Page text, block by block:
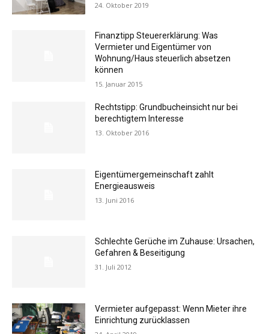
24. Oktober 2019
Finanztipp Steuererklärung: Was
Vermieter und Eigentümer von
Wohnung/Haus steuerlich absetzen
können
15. Januar 2015
Rechtstipp: Grundbucheinsicht nur bei
berechtigtem Interesse
13. Oktober 2016
Eigentümergemeinschaft zahlt
Energieausweis
13. Juni 2016
Schlechte Gerüche im Zuhause: Ursachen,
Gefahren & Beseitigung
31. Juli 2012
Vermieter aufgepasst: Wenn Mieter ihre
Einrichtung zurücklassen